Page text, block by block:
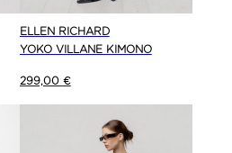
ELLEN RICHARD
YOKO VILLANE KIMONO
299,00 €